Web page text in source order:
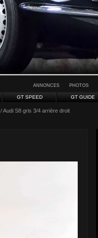
ANNONCES PHOTOS
GT SPEED GT GUIDE
/ Audi S8 gris 3/4 arrière droit